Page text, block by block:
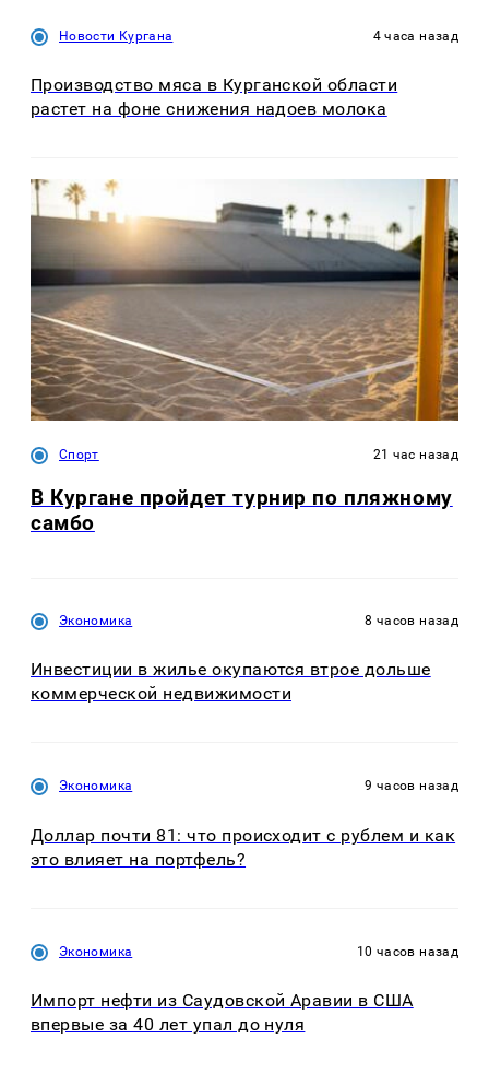
Новости Кургана 4 часа назад
Производство мяса в Курганской области
растет на фоне снижения надоев молока
Спорт 21 час назад
В Кургане пройдет турнир по пляжному
самбо
Экономика 8 часов назад
Инвестиции в жилье окупаются втрое дольше
коммерческой недвижимости
Экономика 9 часов назад
Доллар почти 81: что происходит с рублем и как
это влияет на портфель?
Экономика 10 часов назад
Импорт нефти из Саудовской Аравии в США
впервые за 40 лет упал до нуля